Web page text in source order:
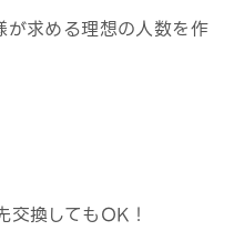
が求める理想の人数を作
換してもOK！